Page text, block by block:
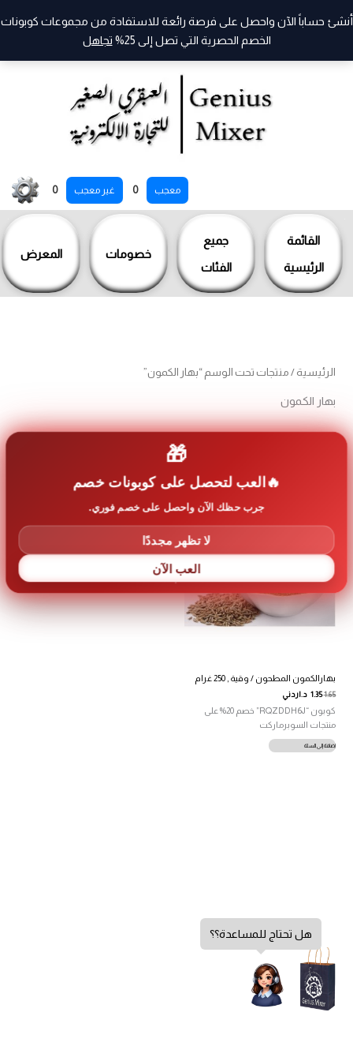
معجب 0 غير معجب 0
القائمة
الرئيسية
جميع
الفئات
خصومات المعرض
أنشئ حساباً الآن واحصل على فرصة رائعة للاستفادة من مجموعات كوبونات
الخصم الحصرية التي تصل إلى 25%
تجاهل
المحتوى
الرئيسية / منتجات تحت الوسم “بهار الكمون”
بهار الكمون
بهارالكمون المطحون / وقية , 250 غرام
1.65
1.35 د.اردني
كوبون “RQZDDH6J” خصم 20% على
منتجات السوبرماركت
إضافة إلى السلة
هل تحتاج للمساعدة؟؟
🎁
العب لتحصل على كوبونات خصم
جرب حظك الآن واحصل على خصم فوري.
لا تظهر مجددًا
العب الآن